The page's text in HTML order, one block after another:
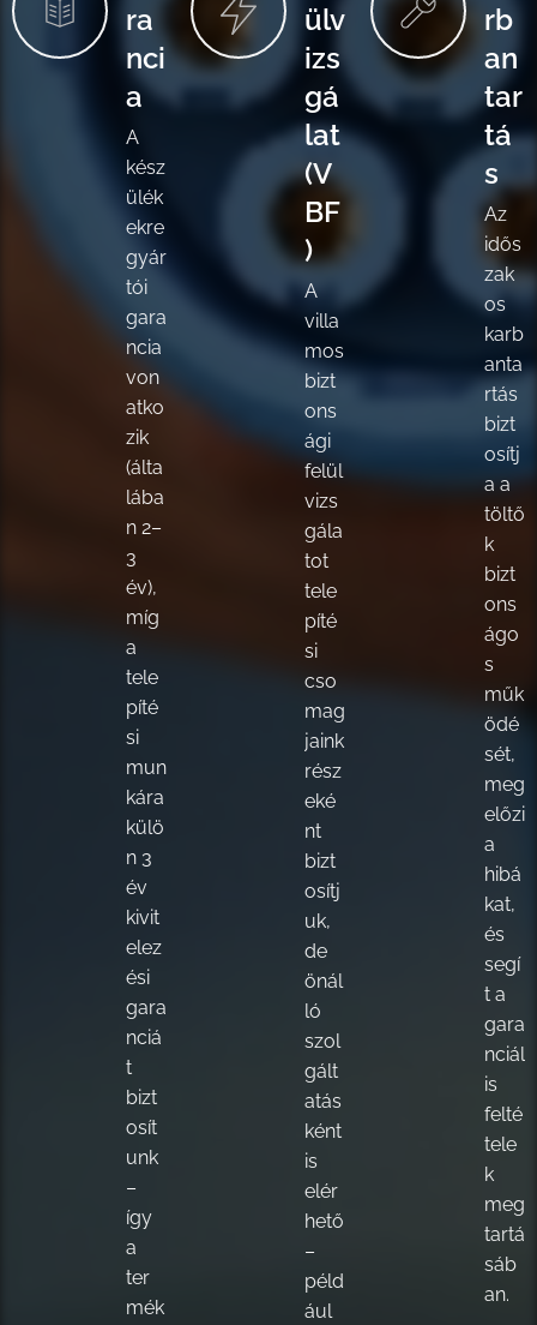
ra
nci
a
A
kész
ülék
ekre
gyár
tói
gara
ncia
von
atko
zik
(álta
lába
n 2–
3
év),
míg
a
tele
píté
si
mun
kára
külö
n 3
év
kivit
elez
ési
gara
nciá
t
bizt
osít
unk
–
így
a
ter
mék
ülv
izs
gá
lat
(V
BF
)
A
villa
mos
bizt
ons
ági
felül
vizs
gála
tot
tele
píté
si
cso
mag
jaink
rész
eké
nt
bizt
osítj
uk,
de
önál
ló
szol
gált
atás
ként
is
elér
hető
–
péld
ául
rb
an
tar
tá
s
Az
idős
zak
os
karb
anta
rtás
bizt
osítj
a a
töltő
k
bizt
ons
ágo
s
műk
ödé
sét,
meg
előzi
a
hibá
kat,
és
segí
t a
gara
nciál
is
felté
tele
k
meg
tartá
sáb
an.